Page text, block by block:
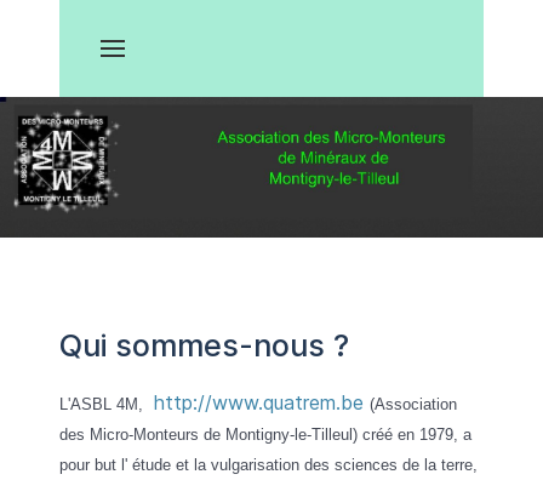
Qui sommes-nous ?
L'ASBL 4M, http://www.quatrem.be (Association
des Micro-Monteurs de Montigny-le-Tilleul) créé en 1979, a
pour but l' étude et la vulgarisation des sciences de la terre,